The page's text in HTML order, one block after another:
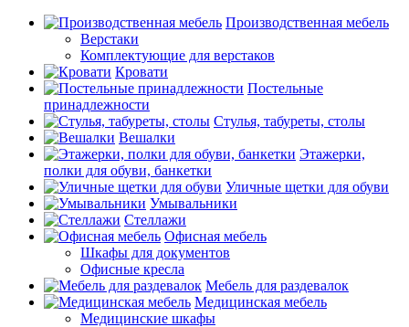
Производственная мебель
Верстаки
Комплектующие для верстаков
Кровати
Постельные
принадлежности
Стулья, табуреты, столы
Вешалки
Этажерки,
полки для обуви, банкетки
Уличные щетки для обуви
Умывальники
Стеллажи
Офисная мебель
Шкафы для документов
Офисные кресла
Мебель для раздевалок
Медицинская мебель
Медицинские шкафы